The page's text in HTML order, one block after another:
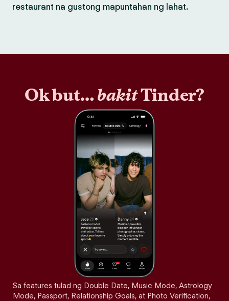
restaurant na gustong mapuntahan ng lahat.
Ok but…bakitTinder?
Sa features tulad ng Double Date, Music Mode, Astrology
Mode, Passport, Relationship Goals, at Photo Verification,